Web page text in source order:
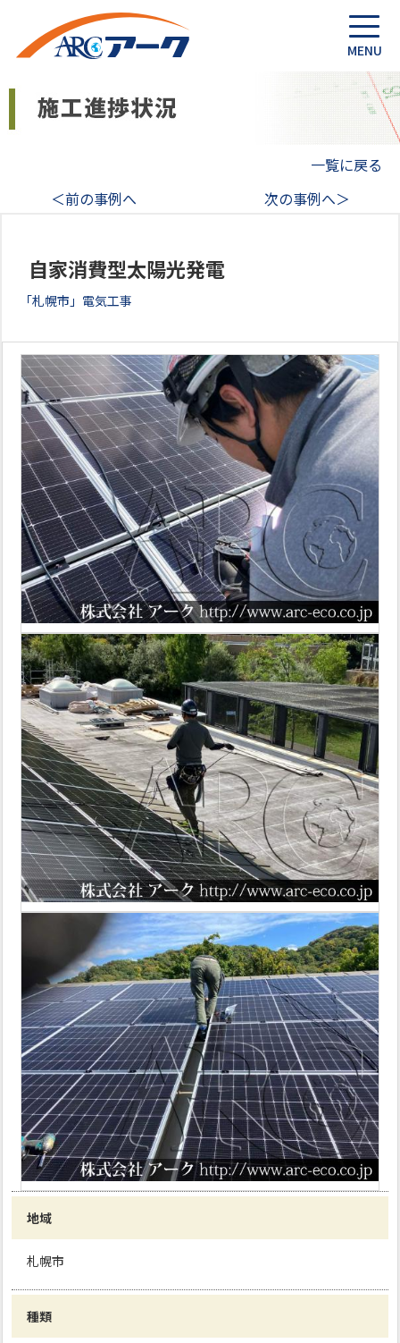
一覧に戻る
＜前の事例へ
次の事例へ＞
自家消費型太陽光発電
「札幌市」電気工事
地域
札幌市
種類